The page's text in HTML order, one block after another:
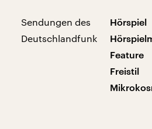
Sendungen des
Deutschlandfunk
Hörspiel
Feature
Freistil